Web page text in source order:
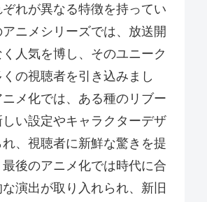
れが異なる特徴を持ってい
アニメシリーズでは、放送開
人気を博し、そのユニーク
の視聴者を引き込みまし
メ化では、ある種のリブー
しい設定やキャラクターデザ
、視聴者に新鮮な驚きを提
後のアニメ化では時代に合
演出が取り入れられ、新旧